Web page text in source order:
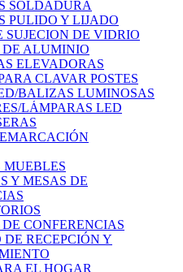
SOLDADURA
PULIDO Y LIJADO
SUJECION DE VIDRIO
DE ALUMINIO
ELEVADORAS
CLAVAR POSTES
BALIZAS LUMINOSAS
LÁMPARAS LED
MUEBLES
Y MESAS DE
CONFERENCIAS
RECEPCIÓN Y
EL HOGAR